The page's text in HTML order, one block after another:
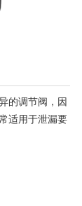
的调节阀，因
适用于泄漏要